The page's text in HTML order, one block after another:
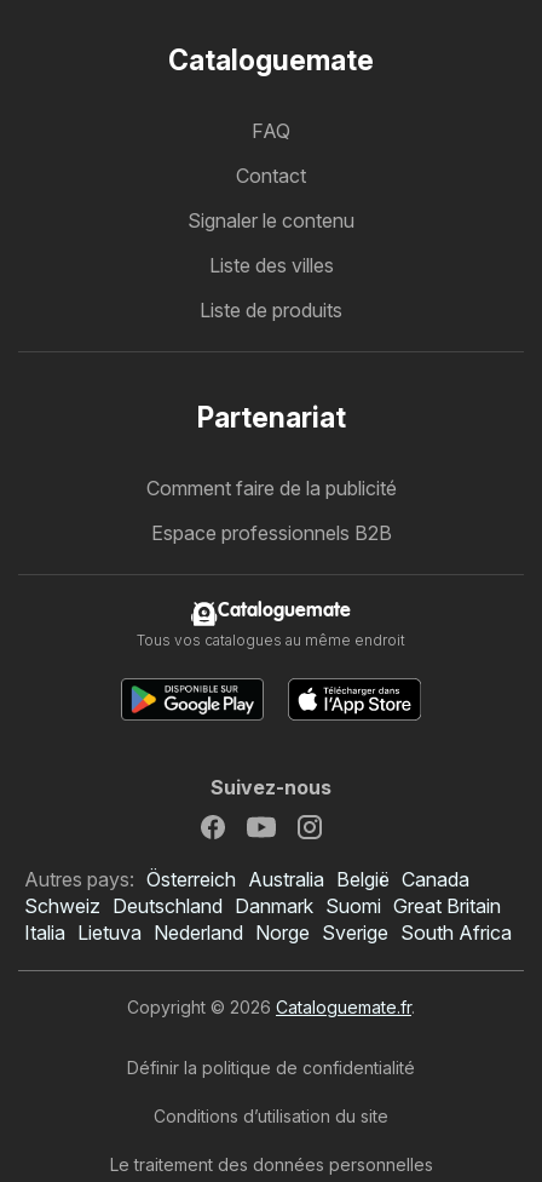
Cataloguemate
FAQ
Contact
Signaler le contenu
Liste des villes
Liste de produits
Partenariat
Comment faire de la publicité
Espace professionnels B2B
Cataloguemate
Tous vos catalogues au même endroit
Suivez-nous
Autres pays: Österreich Australia België Canada
Schweiz Deutschland Danmark Suomi Great Britain
Italia Lietuva Nederland Norge Sverige South Africa
Copyright © 2026 Cataloguemate.fr.
Définir la politique de confidentialité
Conditions d’utilisation du site
Le traitement des données personnelles